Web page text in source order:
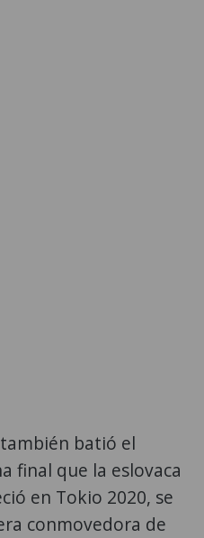
batió el
final que la eslovaca
en Tokio 2020, se
conmovedora de